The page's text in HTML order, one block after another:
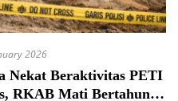
2026
Nekat Beraktivitas PETI
RKAB Mati Bertahun-